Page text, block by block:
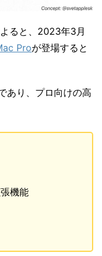
ると、2023年3月
Proが登場すると
あり、プロ向けの高
機能